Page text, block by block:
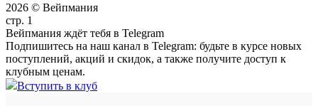
2026 © Вейпмания
стр. 1
Вейпмания ждёт тебя в Telegram
Подпишитесь на наш канал в Telegram: будьте в курсе новых
поступлений, акций и скидок, а также получите доступ к
клубным ценам.
Вступить в клуб